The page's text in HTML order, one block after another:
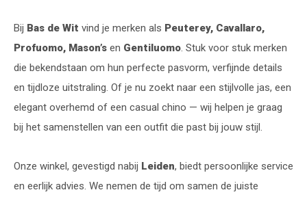
Bij Bas de Wit vind je merken als Peuterey, Cavallaro,
Profuomo, Mason’s en Gentiluomo. Stuk voor stuk merken
die bekendstaan om hun perfecte pasvorm, verfijnde details
en tijdloze uitstraling. Of je nu zoekt naar een stijlvolle jas, een
elegant overhemd of een casual chino — wij helpen je graag
bij het samenstellen van een outfit die past bij jouw stijl.
Onze winkel, gevestigd nabij Leiden, biedt persoonlijke service
en eerlijk advies. We nemen de tijd om samen de juiste